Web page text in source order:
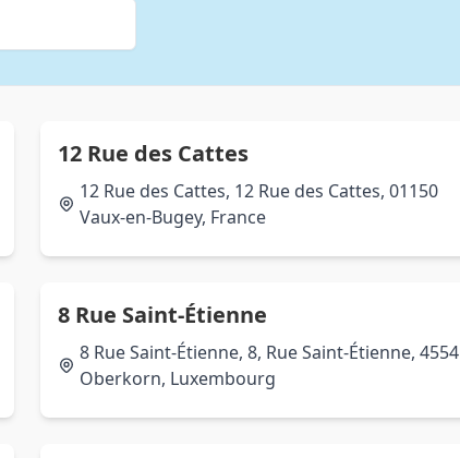
12 Rue des Cattes
12 Rue des Cattes, 12 Rue des Cattes, 01150
Vaux-en-Bugey, France
8 Rue Saint-Étienne
8 Rue Saint-Étienne, 8, Rue Saint-Étienne, 4554
Oberkorn, Luxembourg